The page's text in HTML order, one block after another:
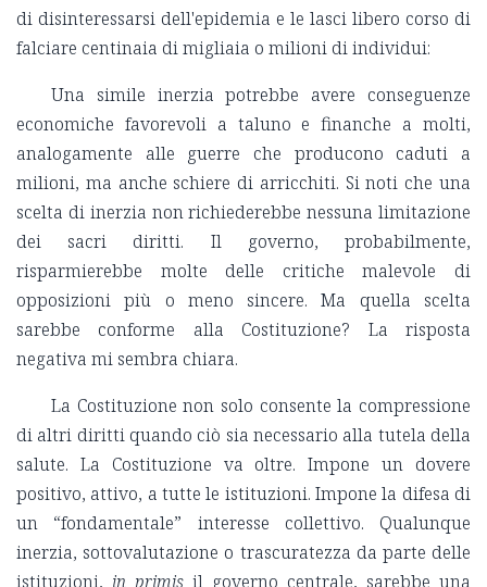
di disinteressarsi dell'epidemia e le lasci libero corso di
falciare centinaia di migliaia o milioni di individui:
Una simile inerzia potrebbe avere conseguenze
economiche favorevoli a taluno e finanche a molti,
analogamente alle guerre che producono caduti a
milioni, ma anche schiere di arricchiti. Si noti che una
scelta di inerzia non richiederebbe nessuna limitazione
dei sacri diritti. Il governo, probabilmente,
risparmierebbe molte delle critiche malevole di
opposizioni più o meno sincere. Ma quella scelta
sarebbe conforme alla Costituzione? La risposta
negativa mi sembra chiara.
La Costituzione non solo consente la compressione
di altri diritti quando ciò sia necessario alla tutela della
salute. La Costituzione va oltre. Impone un dovere
positivo, attivo, a tutte le istituzioni. Impone la difesa di
un “fondamentale” interesse collettivo. Qualunque
inerzia, sottovalutazione o trascuratezza da parte delle
istituzioni, in primis il governo centrale, sarebbe una